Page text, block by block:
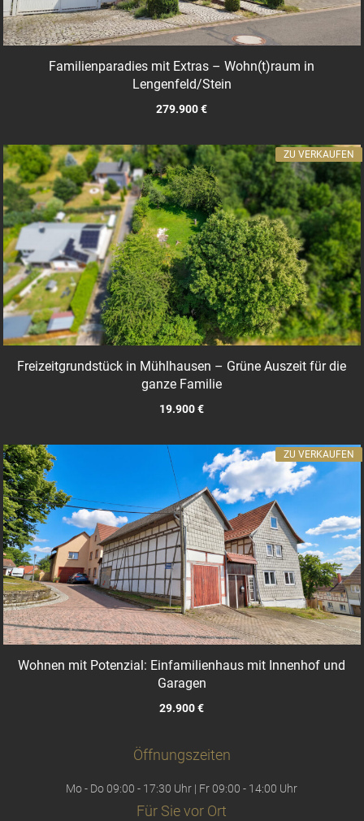
Familienparadies mit Extras – Wohn(t)raum in
Lengenfeld/Stein
279.900 €
Freizeitgrundstück in Mühlhausen – Grüne Auszeit für die
ganze Familie
19.900 €
ZU VERKAUFEN
Wohnen mit Potenzial: Einfamilienhaus mit Innenhof und
Garagen
29.900 €
ZU VERKAUFEN
Öffnungszeiten
Mo - Do 09:00 - 17:30 Uhr | Fr 09:00 - 14:00 Uhr
Für Sie vor Ort